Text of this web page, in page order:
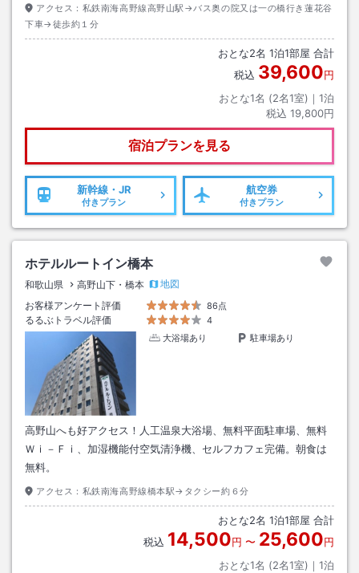
アクセス： 私鉄南海高野線高野山駅→バス奥の院又は一の橋行き蓮花谷
下車→徒歩約１分
おとな2名 1泊1部屋 合計
税込 39,600円
おとな1名 (2名1室)｜ 1泊
税込 19,800円
宿泊プランを見る
新幹線・JR
付きプラン
航空券
付きプラン
ホテルルートイン橋本
和歌山県 高野山下・橋本
地図
お客様アンケート評価
86点
るるぶトラベル評価
4
大浴場あり
駐車場あり
高野山へも好アクセス！人工温泉大浴場、無料平面駐車場、無料
Ｗｉ－Ｆｉ、加湿機能付空気清浄機、セルフカフェ完備。朝食は
無料。
アクセス： 私鉄南海高野線橋本駅→タクシー約６分
おとな2名 1泊1部屋 合計
税込 14,500円 〜 25,600円
おとな1名 (2名1室)｜ 1泊